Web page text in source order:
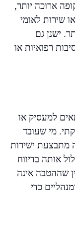
ארוכה יותר,
שירות לאומי
ישנן גם
רפואיות או
למעסיק או
מי שעובד
מתבצעת ישירות
אותה בדיווח
שההטבה אינה
כדי